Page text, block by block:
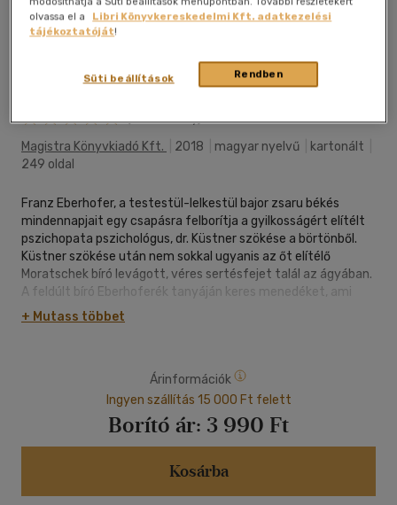
Kívánságlistához adom
(3 vélemény)
Magistra Könyvkiadó Kft.
2018 magyar nyelvű kartonált
249 oldal
Franz Eberhofer, a testestül-lelkestül bajor zsaru békés
mindennapjait egy csapásra felborítja a gyilkosságért elítélt
pszichopata pszichológus, dr. Küstner szökése a börtönből.
Küstner szökése után nem sokkal ugyanis az őt elítélő
Moratschek bíró levágott, véres sertésfejet talál az ágyában.
A feldúlt bíró Eberhoferék tanyáján keres menedéket, ami
gyorsan elviselhetetlenné teszi az otthoni állapotokat Franz
számára. Ha minél előbb helyre akarja állítani otthona és élete
+ Mutass többet
Árinformációk
Ingyen szállítás 15 000 Ft felett
Borító ár: 3 990 Ft
Kosárba
olvassa el a
Libri Könyvkereskedelmi Kft. adatkezelési
tájékoztatóját!
Rendben
Süti beállítások